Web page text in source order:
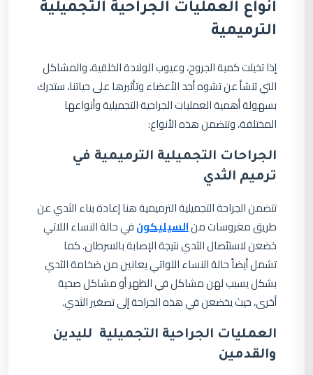
أنواع العمليات الجراحية التجميلية
الترميمية
إذا تخيلت كمية الجروح، وعيوب الولادة الخلقية، والمشاكل
التي تنشأ عن تشوه أحد الأعضاء وتأثيرها على حياتنا، ستدرك
بسهولة أهمية العمليات الجراحية التجميلية وأنواعها
المختلفة، وتتضمن هذه الأنواع:
الجراحات التجميلية الترميمية في
ترميم الثدي
تتضمن الجراحة التجميلية الترميمية هنا إعادة بناء الثدي عن
طريق مغروسات منالسيليكونفي حالة النساء اللاتي
خضعن لاستئصال الثدي نتيجة الإصابة بالسرطان. كما
تشمل أيضاً حالة النساء اللواتي يعانين من ضخامة الثدي
بشكل يسبب لهن مشاكل في الظهر أو مشاكل صحية
أخرى، حيث يخضعن في هذه الجراحة إلى تصغير الثدي.
العمليات الجراحية التجميلية لليدين
والقدمين